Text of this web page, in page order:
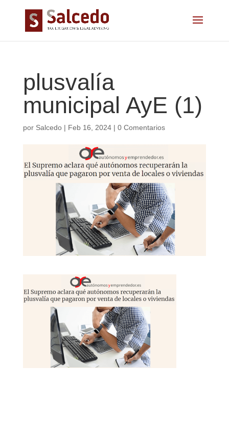
plusvalía
municipal AyE (1)
por Salcedo| Feb 16, 2024| 0 Comentarios